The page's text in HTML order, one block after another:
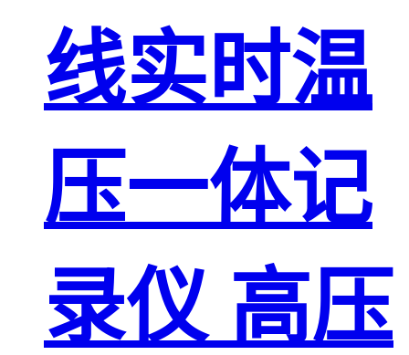
线实时温
压一体记
录仪 高压